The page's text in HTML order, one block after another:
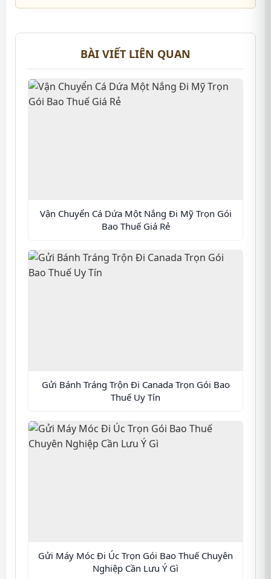
BÀI VIẾT LIÊN QUAN
Vận Chuyển Cá Dứa Một Nắng Đi Mỹ Trọn Gói
Bao Thuế Giá Rẻ
Gửi Bánh Tráng Trộn Đi Canada Trọn Gói Bao
Thuế Uy Tín
Gửi Máy Móc Đi Úc Trọn Gói Bao Thuế Chuyên
Nghiệp Cần Lưu Ý Gì